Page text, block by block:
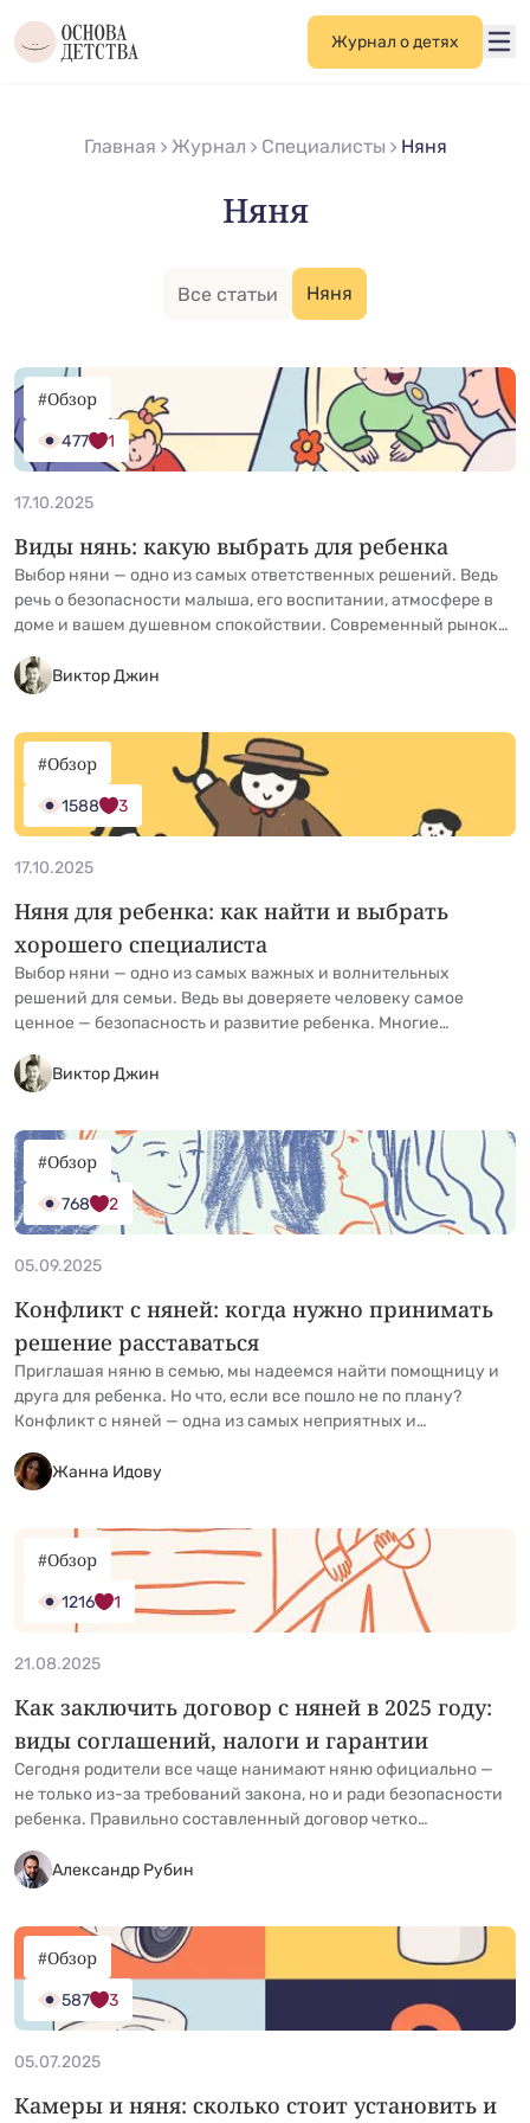
Журнал о детях
Главная Журнал Специалисты Няня
Няня
Все статьи Няня
#Обзор
477 1
17.10.2025
Виды нянь: какую выбрать для ребенка
Выбор няни — одно из самых ответственных решений. Ведь
речь о безопасности малыша, его воспитании, атмосфере в
доме и вашем душевном спокойствии. Современный рынок
узкопрофильных специалистов. Разбираемся, какие бывают
няни и для каких задач они подходят. Няня на полный день
href="https://kidgu.ru/journal/vidy-nyan-kakuyu-vybrat-dlya-
rebenka/">Continued</a>
Виктор Джин
#Обзор
1588 3
17.10.2025
Няня для ребенка: как найти и выбрать
хорошего специалиста
Выбор няни — одно из самых важных и волнительных
решений для семьи. Ведь вы доверяете человеку самое
ценное — безопасность и развитие ребенка. Многие
полагаются на советы друзей или доверяют первому
впечатлению, упуская важные детали. Такой
приводит к скорому расставанию с няней. Гораздо &hellip; <a
href="https://kidgu.ru/journal/nyanya-dlya-rebenka-kak-
najti/">Continued</a>
Виктор Джин
#Обзор
768 2
05.09.2025
Конфликт с няней: когда нужно принимать
решение расставаться
Приглашая няню в семью, мы надеемся найти помощницу и
друга для ребенка. Но что, если все пошло не по плану?
Конфликт с няней — одна из самых неприятных и
договоренностей или, что хуже, вопросы с безопасностью
ребенка, — все это повод для серьезного разговора или
href="https://kidgu.ru/journal/konflikt-roditelej-
nyani/">Continued</a>
Жанна Идову
#Обзор
1216 1
21.08.2025
Как заключить договор с няней в 2025 году:
виды соглашений, налоги и гарантии
Сегодня родители все чаще нанимают няню официально —
не только из-за требований закона, но и ради безопасности
ребенка. Правильно составленный договор четко
няне уверенность в стабильной работе и оплате. А если одна
из сторон нарушила условия, договор поможет отстоять свои
&hellip; <a href="https://kidgu.ru/journal/dogovor-s-nyanej-
skachat/">Continued</a>
Александр Рубин
#Обзор
587 3
05.07.2025
Камеры и няня: сколько стоит установить и